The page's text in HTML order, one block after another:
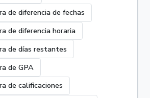
de diferencia de fechas
de diferencia horaria
de días restantes
de GPA
de calificaciones